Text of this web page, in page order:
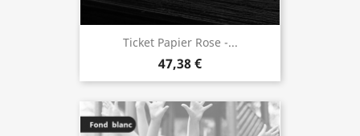
Ticket Papier Rose -...
47,38 €